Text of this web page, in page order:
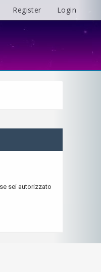
Register Login
sei autorizzato